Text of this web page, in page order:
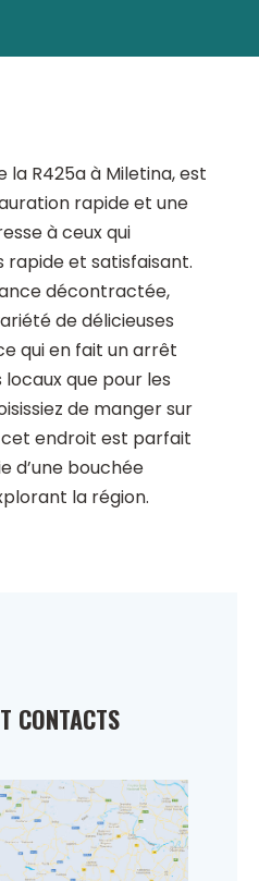
la R425a à Miletina, est
rapide et une
à ceux qui
et satisfaisant.
décontractée,
de délicieuses
qui en fait un arrêt
que pour les
de manger sur
endroit est parfait
d’une bouchée
la région.
CONTACTS